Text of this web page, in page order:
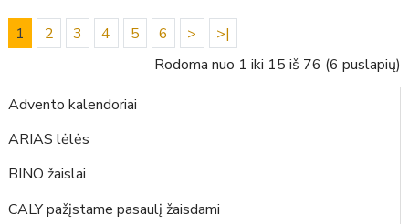
Advento kalendoriai
ARIAS lėlės
BINO žaislai
CALY pažįstame pasaulį žaisdami
1 2 3 4 5 6 >
>|
Rodoma nuo 1 iki 15 iš 76 (6 puslapių)